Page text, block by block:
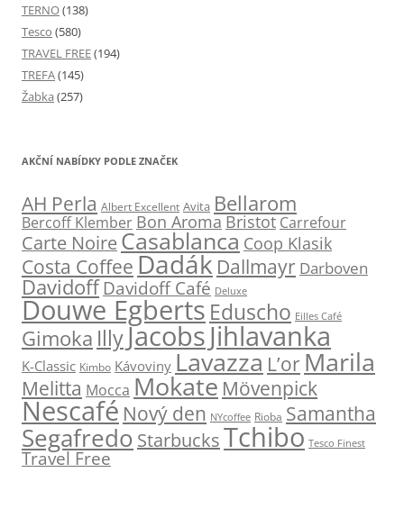
TERNO(138)
Tesco (580)
TRAVEL FREE(194)
TREFA(145)
Žabka (257)
AKČNÍ NABÍDKY PODLE ZNAČEK
AH Perla Albert Excellent Avita Bellarom
Bercoff Klember Bon AromaBristot Carrefour
Carte NoireCasablanca Coop Klasik
Costa CoffeeDadák Dallmayr Darboven
Davidoff Davidoff Café Deluxe
Douwe Egberts Eduscho Eilles Café
Gimoka IllyJacobsJihlavanka
K-Classic Kimbo Kávoviny Lavazza L’or Marila
Melitta Mocca Mokate Mövenpick
Nescafé Nový den NYcoffee Rioba Samantha
Segafredo StarbucksTchibo Tesco Finest
Travel Free